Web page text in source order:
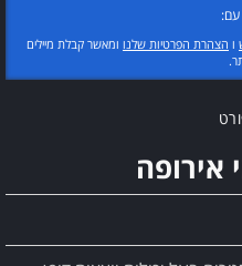
ו הצהרת הפרטיות שלנו ומאשר קבלת מיילים
אירופה